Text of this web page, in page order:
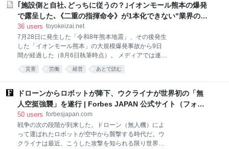
社
たくなる。糸のように細く、雲のように白いそうめん
は夏を代表する、涼を感じることができる食べ物だ。
食べると実に美味しい。ツルツルといくらでも食べる
んと言えば「揖保乃糸」。その存在は誰もが知るもの
だろう。実は揖保乃糸は一社で作っているものではな
い。兵庫県手延素麺協同組合の商標だ。前進となる
「播磨国揖東西両郡素麺営業組合」は明治20年に誕生
る。組
｢施設側と自社､どっちに従うの？｣イオンモール熊本の爆発
で露呈した､《二重の指揮命令》が1本化できない"業界の事
情"
36 users toyokeizai.net
7月28日に発生した「令和8年熊本地震」、その後発生
した「イオンモール熊本」の大規模爆発事故から9日
間が経過した（8月6日執筆時点）。 メディアでは連
日、被害者や残された遺族の悲しみを伝える報道が続
く。 その一方で、被害者に対し、店の売上金を金庫に
しめた雑貨店の経営陣には、世間から容赦のない非難
の声が浴びせられている。 結果的に今回の爆発事故に
よる犠牲者（3店舗、7名）の多くが、筆者が前回の記
鍵、財布など自身の貴重品の確保）」「真面目な責任
感（売上金の保管）」により犠牲になっていたこと
は、テレビをはじめとする各種報道が伝えるとおりで
災害 労働 経営 あとで読む
ドローンからロボットが降下、ウクライナが世界初の「無
人空挺強襲」を遂行 | Forbes JAPAN 公式サイト（フォー
ブス ジャパン）
50 users forbesjapan.com
戦争の次の段階が到来した。ドローン（無人機）によ
って運ばれたロボットが空中から襲撃する時代だ。ウ
クライナは最近、こうした攻撃を知られる限り世界で